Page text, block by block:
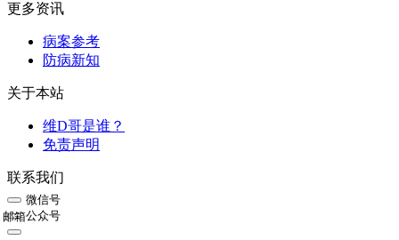
更多资讯
病案参考
防病新知
关于本站
维D哥是谁？
免责声明
联系我们
微信号
公众号
邮箱